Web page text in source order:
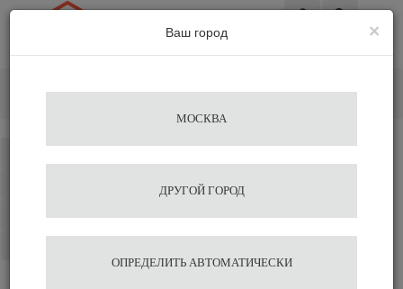
×
Ваш город
МОСКВА
ДРУГОЙ ГОРОД
ОПРЕДЕЛИТЬ АВТОМАТИЧЕСКИ